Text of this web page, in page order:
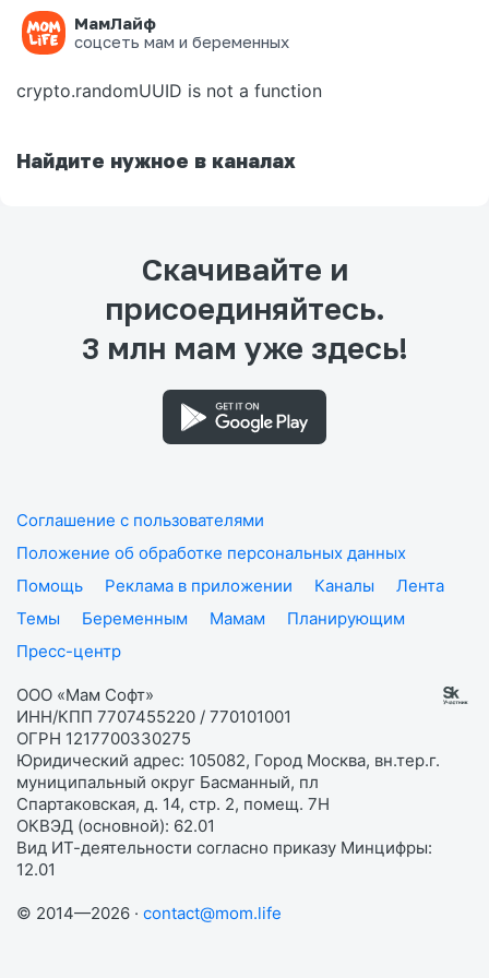
МамЛайф
соцсеть мам и беременных
Ошибка на странице
crypto.randomUUID is not a function
Найдите нужное в каналах
Скачивайте и
присоединяйтесь.
3 млн мам уже здесь!
Соглашение с пользователями
Положение об обработке персональных данных
Помощь
Реклама в приложении Каналы
Лента
Темы
Беременным Мамам
Планирующим
Пресс-центр
ООО «Мам Софт»
ИНН/КПП 7707455220 / 770101001
ОГРН 1217700330275
Юридический адрес: 105082, Город Москва, вн.тер.г.
муниципальный округ Басманный, пл
Спартаковская, д. 14, стр. 2, помещ. 7Н
ОКВЭД (основной): 62.01
Вид ИТ-деятельности согласно приказу Минцифры:
12.01
© 2014—2026 · contact@mom.life